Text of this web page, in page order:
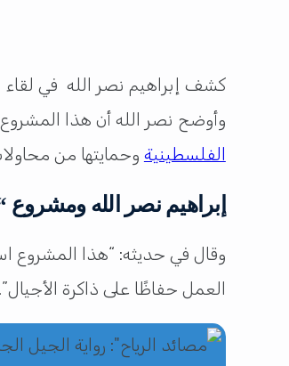
وأوضح نصر الله أن هذا المشروع الأدبي يتضمن 16 عملًا أدبيًا، ويغطي 250 عامًا من التاريخ
الفلسطينية وحمايتها من
إبراهيم نصر الله
وقال في حديثه: “هذا المشروع
العمل حفاظًا على ذاكرة الأجيال”.